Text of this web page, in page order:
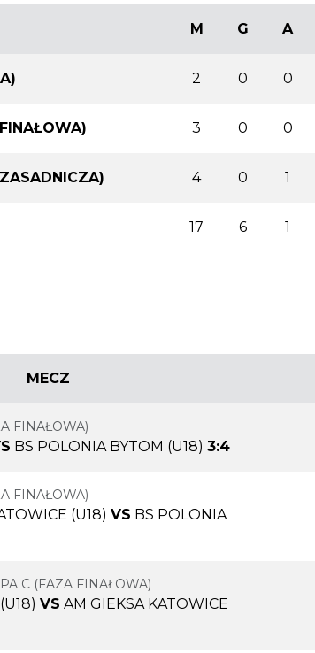
M G A
2 0 0
3 0 0
4 0 1
17 6 1
MECZ
FINAŁOWA)
BS POLONIA BYTOM (U18) 3:4
FINAŁOWA)
(U18) VS BS POLONIA
C (FAZA FINAŁOWA)
VS AM GIEKSA KATOWICE